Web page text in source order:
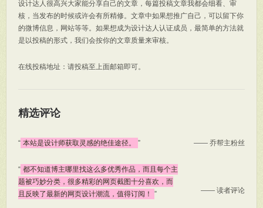
设计达人很高兴大家能分享自己的文章，每篇投稿文章我都会细看、审
核，当发布的时候或许会有所精修。文章中如果想推广自己，可以留下你
的微博信息，网站等等。如果想成为设计达人认证成员，最简单的方法就
是以投稿的形式，我们会按你的文章质量来审核。
在线投稿地址：请投稿至上面邮箱即可。
精选评论
—— 乔帮主粉丝
“ 本站是设计师获取灵感的绝佳途径。 ”
—— 读者评论
“ 都不知道博主哪里找这么多优秀作品，而且每个主
题被巧妙分类，很多精彩的网页截图十分喜欢，而
且反映了最新的网页设计潮流，值得订阅！
”